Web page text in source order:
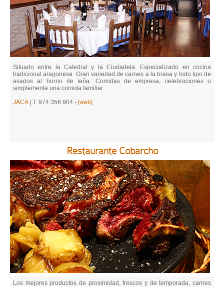
Situado entre la Catedral y la Ciudadela. Especializado en cocina
tradicional aragonesa. Gran variedad de carnes a la brasa y todo tipo de
asados al horno de leña. Comidas de empresa, celebraciones o
simplemente una comida familiar..
JACA| T. 974 356 904 - [web]
Restaurante Cobarcho
Los mejores productos de proximidad, frescos y de temporada, carnes